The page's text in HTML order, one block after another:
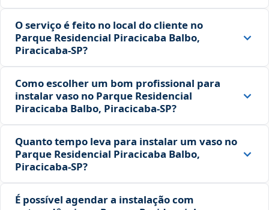
O serviço é feito no local do cliente no
Parque Residencial Piracicaba Balbo,
Piracicaba‑SP?
Como escolher um bom profissional para
instalar vaso no Parque Residencial
Piracicaba Balbo, Piracicaba‑SP?
Quanto tempo leva para instalar um vaso no
Parque Residencial Piracicaba Balbo,
Piracicaba‑SP?
É possível agendar a instalação com